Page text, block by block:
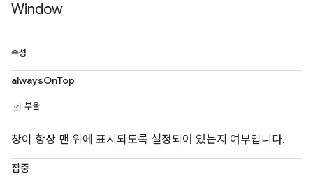
Window
속성
alwaysOnTop
부울
창이 항상 맨 위에 표시되도록 설정되어 있는지 여부입니다.
집중